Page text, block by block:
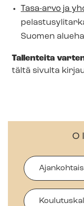
Tasa-arvo ja
Suomen
Tallenteita
tältä sivulta